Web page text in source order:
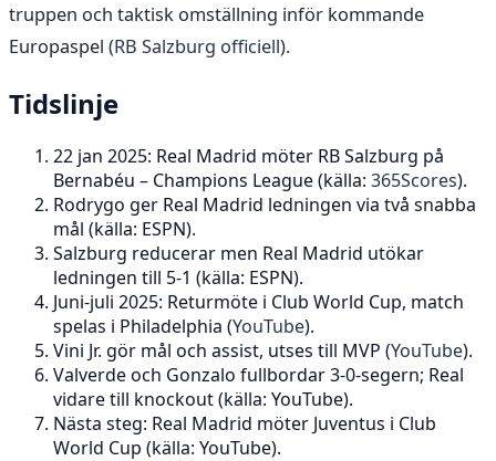
truppen och taktisk omställning inför kommande
Europaspel (RB Salzburg officiell).
Tidslinje
22 jan 2025: Real Madrid möter RB Salzburg på
Bernabéu – Champions League (källa: 365Scores).
Rodrygo ger Real Madrid ledningen via två snabba
mål (källa: ESPN).
Salzburg reducerar men Real Madrid utökar
ledningen till 5-1 (källa: ESPN).
Juni-juli 2025: Returmöte i Club World Cup, match
spelas i Philadelphia (YouTube).
Vini Jr. gör mål och assist, utses till MVP (YouTube).
Valverde och Gonzalo fullbordar 3-0-segern; Real
vidare till knockout (källa: YouTube).
Nästa steg: Real Madrid möter Juventus i Club
World Cup (källa: YouTube).